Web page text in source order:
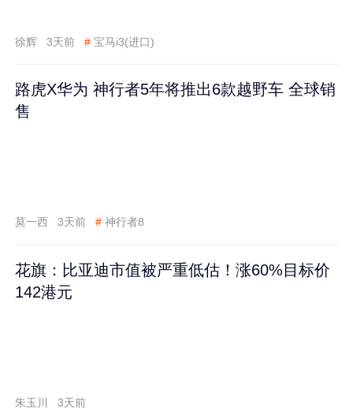
徐辉 3天前 # 宝马i3(进口)
路虎X华为 神行者5年将推出6款越野车 全球销
售
莫一西 3天前 # 神行者8
花旗：比亚迪市值被严重低估！涨60%目标价
142港元
朱玉川 3天前